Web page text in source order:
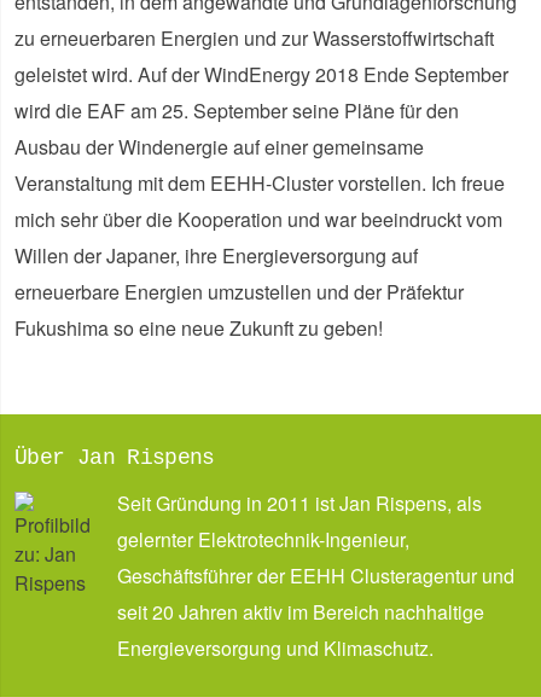
zu erneuerbaren Energien und zur Wasserstoffwirtschaft
geleistet wird. Auf der WindEnergy 2018 Ende September
wird die EAF am 25. September seine Pläne für den
Ausbau der Windenergie auf einer gemeinsame
Veranstaltung mit dem EEHH-Cluster vorstellen. Ich freue
mich sehr über die Kooperation und war beeindruckt vom
Willen der Japaner, ihre Energieversorgung auf
erneuerbare Energien umzustellen und der Präfektur
Fukushima so eine neue Zukunft zu geben!
Über Jan Rispens
Seit Gründung in 2011 ist Jan Rispens, als
gelernter Elektrotechnik-Ingenieur,
Geschäftsführer der EEHH Clusteragentur und
seit 20 Jahren aktiv im Bereich nachhaltige
Energieversorgung und Klimaschutz.